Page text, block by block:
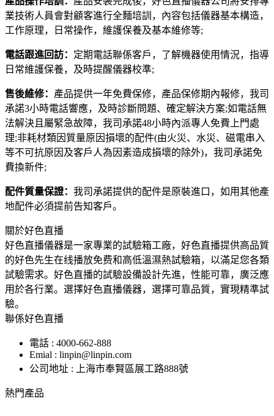
業技術人員會對顧客進行全麵培訓，內容包括儀器基本構造，
工作原理，日常操作，維護保養及基本維修等;
電話跟進回訪： 定期電話聯係客戶，了解機器使用情況，指導
日常維護保養，及時提醒儀器校準;
售後維修： 產品提供一年免費保修，產品保修期內報修，我司
承諾3小時電話響應，及時診斷問題、確定解決方案;如電話無
法解決且屬緊急故障，我司承諾48小時內派專人免費上門處
理;非耗材類因質量原因損壞的配件(由火災、水災、磁電串入
等不可抗原因及客戶人為因素造成損壞的除外)，我司承諾免
費換新件;
配件質量保證： 我司承諾提供的配件是原裝進口，如用其他產
地配件必須提前告知客戶。
關於好色直播
好色直播儀器是一家專業的試驗箱工廠，好色直播提供高品質
的好色先生在线播放免费和高低溫濕熱試驗箱，以滿足您各類
試驗需求。好色直播的試驗設備設計先進，性能可靠，廣泛應
用於各行業。選擇好色直播儀器，選擇可靠品質，實現精準試
驗。
聯係好色直播
電話 : 4000-662-888
Emial : linpin@linpin.com
公司地址 : 上海市奉賢區展工路888號
熱門產品